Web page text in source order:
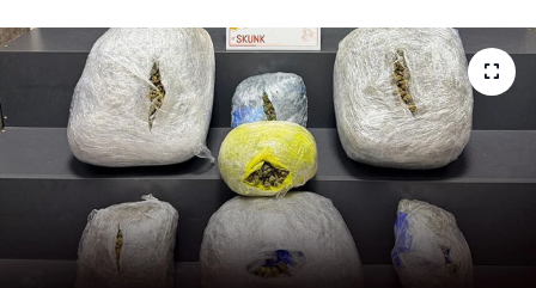
KÜLTÜR SANAT
MAGAZİN
POLİTİKA
SAĞLIK